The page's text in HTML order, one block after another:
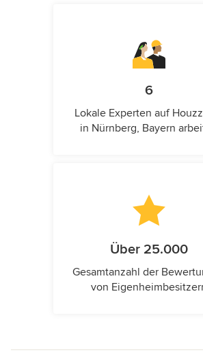
6
Lokale Experten auf
in Nürnberg, Bayern
Über 25.000
Gesamtanzahl der
von